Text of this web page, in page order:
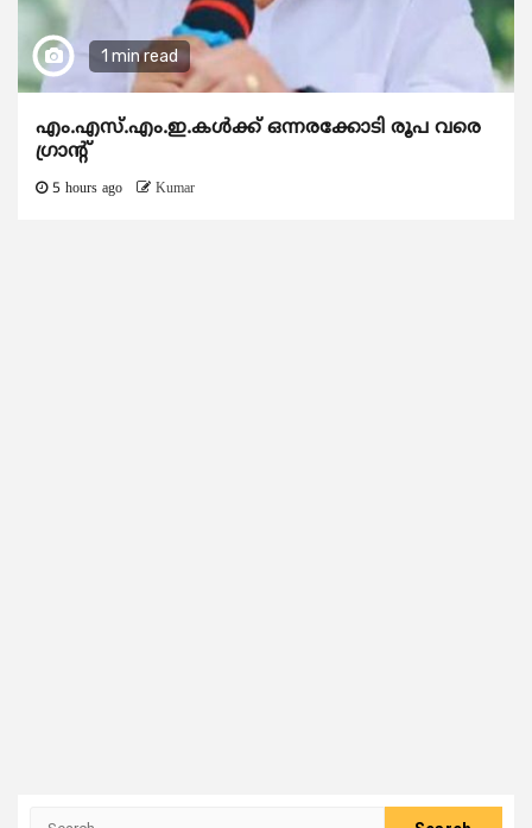
1 min read
എം.എസ്.എം.ഇ.കൾക്ക് ഒന്നരക്കോടി രൂപ വരെ
ഗ്രാന്റ്
5 hours ago Kumar